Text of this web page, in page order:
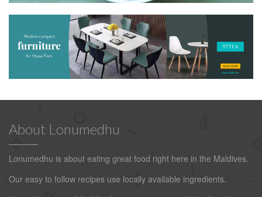
About Lonumedhu
Lonumedhu is about eating great food right here in the Maldives.
Our easy to follow recipes use locally available ingredients.